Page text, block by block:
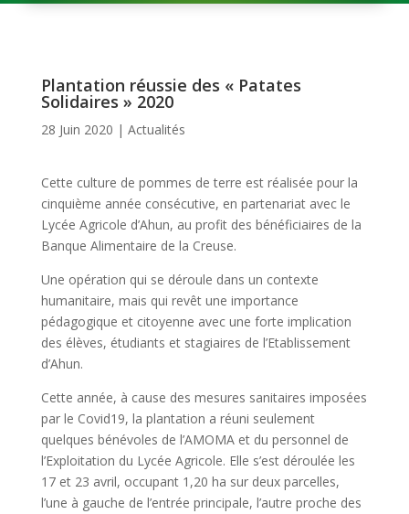
Plantation réussie des « Patates
Solidaires » 2020
28 Juin 2020 | Actualités
Cette culture de pommes de terre est réalisée pour la
cinquième année consécutive, en partenariat avec le
Lycée Agricole d’Ahun, au profit des bénéficiaires de la
Banque Alimentaire de la Creuse.
Une opération qui se déroule dans un contexte
humanitaire, mais qui revêt une importance
pédagogique et citoyenne avec une forte implication
des élèves, étudiants et stagiaires de l’Etablissement
d’Ahun.
Cette année, à cause des mesures sanitaires imposées
par le Covid19, la plantation a réuni seulement
quelques bénévoles de l’AMOMA et du personnel de
l’Exploitation du Lycée Agricole. Elle s’est déroulée les
17 et 23 avril, occupant 1,20 ha sur deux parcelles,
l’une à gauche de l’entrée principale, l’autre proche des